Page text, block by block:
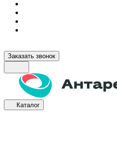
Заказать звонок
Каталог